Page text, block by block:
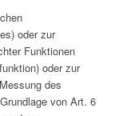
oder zur
Funktionen
oder zur
des
von Art. 6